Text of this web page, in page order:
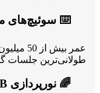
⌨️ سوئیچ‌های
عمر
طولانی‌ترین جلسات
🌈 نورپردازی RGB جذاب